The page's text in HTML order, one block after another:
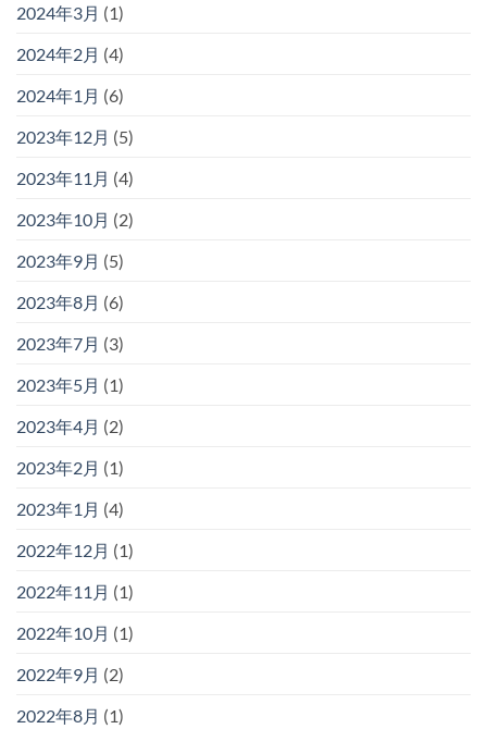
2024年3月 (1)
2024年2月 (4)
2024年1月 (6)
2023年12月 (5)
2023年11月 (4)
2023年10月 (2)
2023年9月 (5)
2023年8月 (6)
2023年7月 (3)
2023年5月 (1)
2023年4月 (2)
2023年2月 (1)
2023年1月 (4)
2022年12月 (1)
2022年11月 (1)
2022年10月 (1)
2022年9月 (2)
2022年8月 (1)